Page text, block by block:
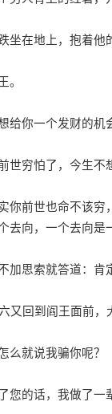
在地上，抱着他
你一个发财的机会
穷怕了，今生不想
前世也命不该穷，
去向，一个去向是
思索就答道：肯定
回到阎王面前，
就说我骗你呢？
的话，我做了一辈